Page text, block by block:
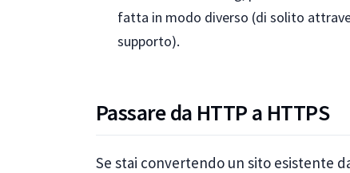
fatta in modo diverso (di solito
supporto).
Passare da HTTP a HTTPS
Se stai convertendo un sito esistente